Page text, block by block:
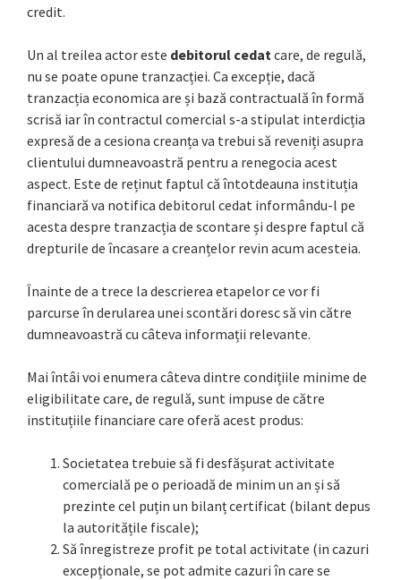
credit.
Un al treilea actor este debitorul cedat care, de regulă,
nu se poate opune tranzacției. Ca excepție, dacă
tranzacția economica are și bază contractuală în formă
scrisă iar în contractul comercial s-a stipulat interdicția
expresă de a cesiona creanța va trebui să reveniți asupra
clientului dumneavoastră pentru a renegocia acest
aspect. Este de reținut faptul că întotdeauna instituția
financiară va notifica debitorul cedat informându-l pe
acesta despre tranzacția de scontare și despre faptul că
drepturile de încasare a creanțelor revin acum acesteia.
Înainte de a trece la descrierea etapelor ce vor fi
parcurse în derularea unei scontări doresc să vin către
dumneavoastră cu câteva informații relevante.
Mai întâi voi enumera câteva dintre condițiile minime de
eligibilitate care, de regulă, sunt impuse de către
instituțiile financiare care oferă acest produs:
Societatea trebuie să fi desfășurat activitate
comercială pe o perioadă de minim un an și să
prezinte cel puțin un bilanț certificat (bilant depus
la autoritățile fiscale);
Să înregistreze profit pe total activitate (in cazuri
excepționale, se pot admite cazuri în care se